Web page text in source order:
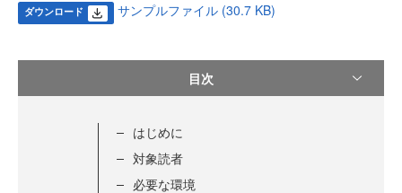
ダウンロード サンプルファイル (30.7 KB)
目次
はじめに
対象読者
必要な環境